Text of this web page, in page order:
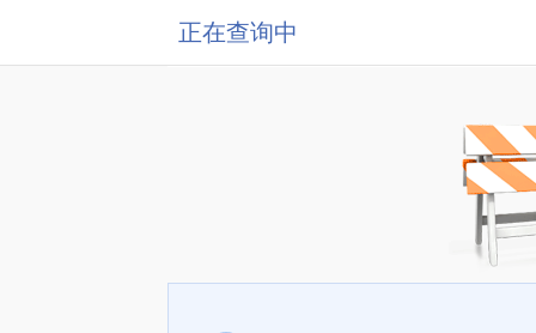
正在查询中